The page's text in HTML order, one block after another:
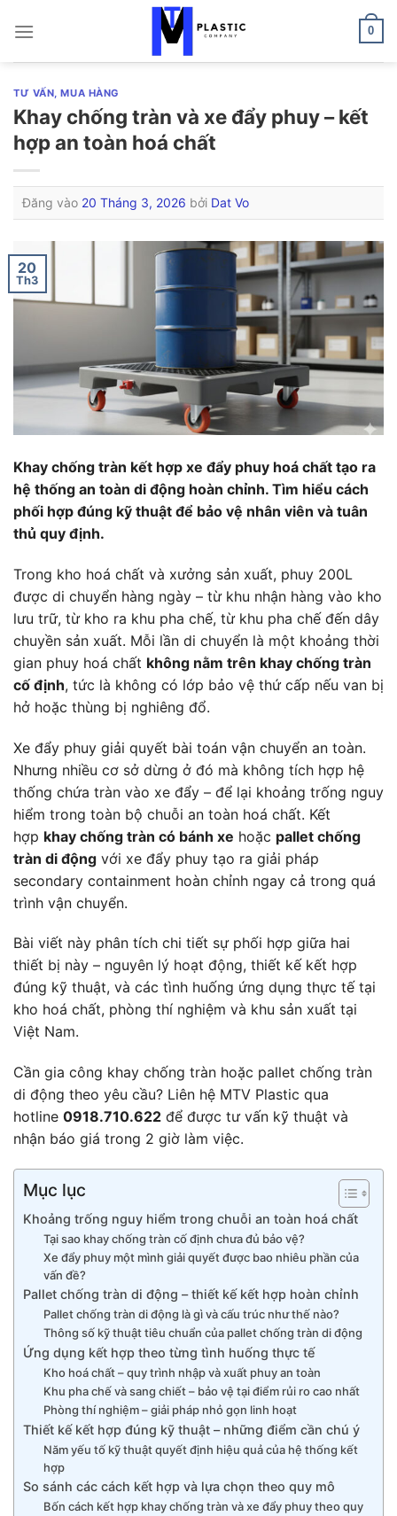
qua
0
TƯ VẤN, MUA HÀNG
Khay chống tràn và xe đẩy phuy – kết
hợp an toàn hoá chất
Đăng vào 20 Tháng 3, 2026 bởi Dat Vo
20
Th3
Khay chống tràn kết hợp xe đẩy phuy hoá chất tạo ra
hệ thống an toàn di động hoàn chỉnh. Tìm hiểu cách
phối hợp đúng kỹ thuật để bảo vệ nhân viên và tuân
thủ quy định.
Trong kho hoá chất và xưởng sản xuất, phuy 200L
được di chuyển hàng ngày – từ khu nhận hàng vào kho
lưu trữ, từ kho ra khu pha chế, từ khu pha chế đến dây
chuyền sản xuất. Mỗi lần di chuyển là một khoảng thời
gian phuy hoá chất không nằm trên khay chống tràn
cố định, tức là không có lớp bảo vệ thứ cấp nếu van bị
hở hoặc thùng bị nghiêng đổ.
Xe đẩy phuy giải quyết bài toán vận chuyển an toàn.
Nhưng nhiều cơ sở dừng ở đó mà không tích hợp hệ
thống chứa tràn vào xe đẩy – để lại khoảng trống nguy
hiểm trong toàn bộ chuỗi an toàn hoá chất. Kết
hợp khay chống tràn có bánh xe hoặc pallet chống
tràn di động với xe đẩy phuy tạo ra giải pháp
secondary containment hoàn chỉnh ngay cả trong quá
trình vận chuyển.
Bài viết này phân tích chi tiết sự phối hợp giữa hai
thiết bị này – nguyên lý hoạt động, thiết kế kết hợp
đúng kỹ thuật, và các tình huống ứng dụng thực tế tại
kho hoá chất, phòng thí nghiệm và khu sản xuất tại
Việt Nam.
Cần gia công khay chống tràn hoặc pallet chống tràn
di động theo yêu cầu? Liên hệ MTV Plastic qua
hotline 0918.710.622 để được tư vấn kỹ thuật và
nhận báo giá trong 2 giờ làm việc.
Mục lục
Khoảng trống nguy hiểm trong chuỗi an toàn hoá chất
Tại sao khay chống tràn cố định chưa đủ bảo vệ?
Xe đẩy phuy một mình giải quyết được bao nhiêu phần của
vấn đề?
Pallet chống tràn di động – thiết kế kết hợp hoàn chỉnh
Pallet chống tràn di động là gì và cấu trúc như thế nào?
Thông số kỹ thuật tiêu chuẩn của pallet chống tràn di động
Ứng dụng kết hợp theo từng tình huống thực tế
Kho hoá chất – quy trình nhập và xuất phuy an toàn
Khu pha chế và sang chiết – bảo vệ tại điểm rủi ro cao nhất
Phòng thí nghiệm – giải pháp nhỏ gọn linh hoạt
Thiết kế kết hợp đúng kỹ thuật – những điểm cần chú ý
Năm yếu tố kỹ thuật quyết định hiệu quả của hệ thống kết
hợp
So sánh các cách kết hợp và lựa chọn theo quy mô
Bốn cách kết hợp khay chống tràn và xe đẩy phuy theo quy